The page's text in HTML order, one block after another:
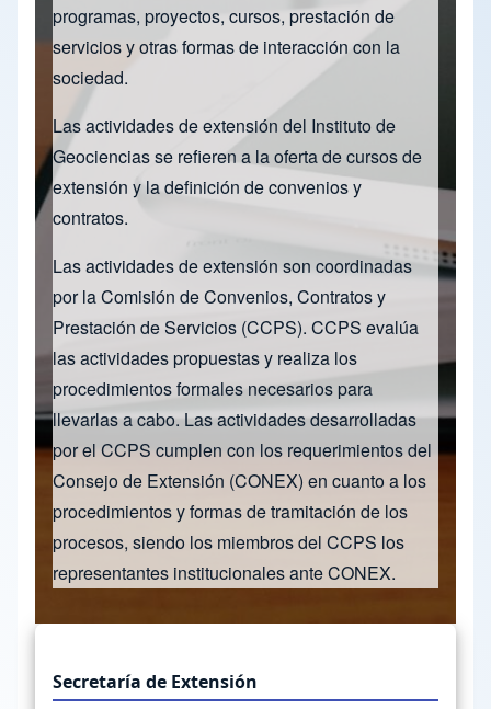
programas, proyectos, cursos, prestación de
servicios y otras formas de interacción con la
sociedad.
Las actividades de extensión del Instituto de
Geociencias se refieren a la oferta de cursos de
extensión y la definición de convenios y
contratos.
Las actividades de extensión son coordinadas
por la Comisión de Convenios, Contratos y
Prestación de Servicios (CCPS). CCPS evalúa
las actividades propuestas y realiza los
procedimientos formales necesarios para
llevarlas a cabo. Las actividades desarrolladas
por el CCPS cumplen con los requerimientos del
Consejo de Extensión (CONEX) en cuanto a los
procedimientos y formas de tramitación de los
procesos, siendo los miembros del CCPS los
representantes institucionales ante CONEX.
Secretaría de Extensión